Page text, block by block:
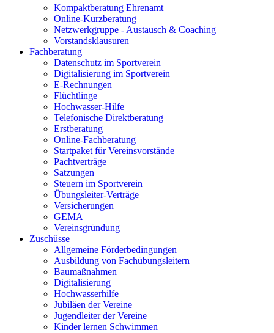
Kompaktberatung Ehrenamt
Online-Kurzberatung
Netzwerkgruppe - Austausch & Coaching
Vorstandsklausuren
Fachberatung
Datenschutz im Sportverein
Digitalisierung im Sportverein
E-Rechnungen
Flüchtlinge
Hochwasser-Hilfe
Telefonische Direktberatung
Erstberatung
Online-Fachberatung
Startpaket für Vereinsvorstände
Pachtverträge
Satzungen
Steuern im Sportverein
Übungsleiter-Verträge
Versicherungen
GEMA
Vereinsgründung
Zuschüsse
Allgemeine Förderbedingungen
Ausbildung von Fachübungsleitern
Baumaßnahmen
Digitalisierung
Hochwasserhilfe
Jubiläen der Vereine
Jugendleiter der Vereine
Kinder lernen Schwimmen